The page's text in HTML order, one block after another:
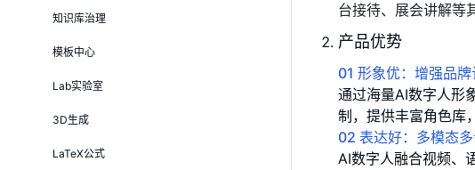
台接待、展会讲解等
产品优势
01 形象优：增强品
通过海量AI数字人形
制，提供丰富角色库
02 表达好：多模态
AI数字人融合视频、
知识库治理
模板中心
Lab实验室
3D生成
LaTeX公式